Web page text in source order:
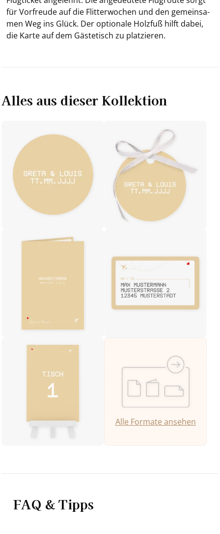
für Vor­freu­de auf die Flit­ter­wo­chen und den ge­mein­sa­
men Weg ins Glück. Der op­tio­na­le Holz­fuß hilft dabei,
die Karte auf dem Gä­ste­tisch zu plat­zie­ren.
Alles aus dieser Kollektion
Alle Formate ansehen
FAQ & Tipps